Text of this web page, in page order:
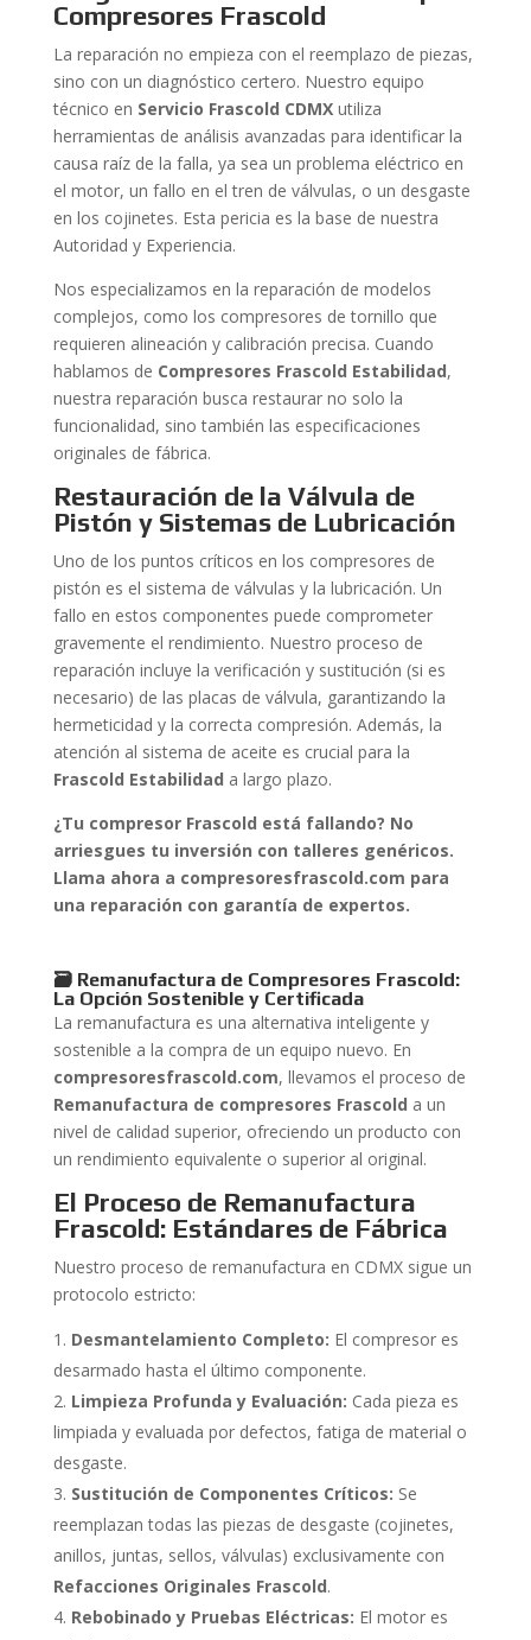
Compresores Frascold
La reparación no empieza con el reemplazo de piezas,
sino con un diagnóstico certero. Nuestro equipo
técnico en Servicio Frascold CDMXutiliza
herramientas de análisis avanzadas para identificar la
causa raíz de la falla, ya sea un problema eléctrico en
el motor, un fallo en el tren de válvulas, o un desgaste
en los cojinetes. Esta pericia es la base de nuestra
Autoridad y Experiencia.
Nos especializamos en la reparación de modelos
complejos, como los compresores de tornillo que
requieren alineación y calibración precisa. Cuando
hablamos de Compresores Frascold Estabilidad,
nuestra reparación busca restaurar no solo la
funcionalidad, sino también las especificaciones
originales de fábrica.
Restauración de la Válvula de
Pistón y Sistemas de Lubricación
Uno de los puntos críticos en los compresores de
pistón es el sistema de válvulas y la lubricación. Un
fallo en estos componentes puede comprometer
gravemente el rendimiento. Nuestro proceso de
reparación incluye la verificación y sustitución (si es
necesario) de las placas de válvula, garantizando la
hermeticidad y la correcta compresión. Además, la
atención al sistema de aceite es crucial para la
Frascold Estabilidad a largo plazo.
¿Tu compresor Frascold está fallando? No
arriesgues tu inversión con talleres genéricos.
Llama ahora a compresoresfrascold.com para
una reparación con garantía de expertos.
🗃️ Remanufactura de Compresores Frascold:
La Opción Sostenible y Certificada
La remanufactura es una alternativa inteligente y
sostenible a la compra de un equipo nuevo. En
compresoresfrascold.com, llevamos el proceso de
Remanufactura de compresores Frascold a un
nivel de calidad superior, ofreciendo un producto con
un rendimiento equivalente o superior al original.
El Proceso de Remanufactura
Frascold: Estándares de Fábrica
Nuestro proceso de remanufactura en CDMX sigue un
protocolo estricto:
Desmantelamiento Completo: El compresor es
desarmado hasta el último componente.
Limpieza Profunda y Evaluación: Cada pieza es
limpiada y evaluada por defectos, fatiga de material o
desgaste.
Sustitución de Componentes Críticos: Se
reemplazan todas las piezas de desgaste (cojinetes,
anillos, juntas, sellos, válvulas) exclusivamente con
Refacciones Originales Frascold.
Rebobinado y Pruebas Eléctricas: El motor es